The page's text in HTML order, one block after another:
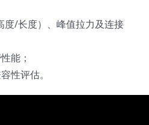
度/长度）、峰值拉力及连接
能；
性评估。